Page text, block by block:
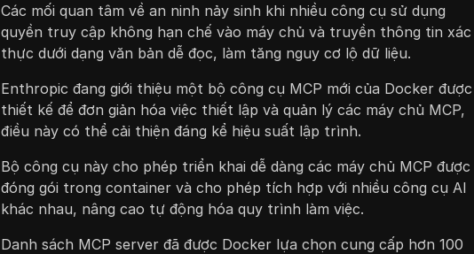
Các mối quan tâm về an ninh nảy sinh khi nhiều công cụ sử dụng
quyền truy cập không hạn chế vào máy chủ và truyền thông tin xác
thực dưới dạng văn bản dễ đọc, làm tăng nguy cơ lộ dữ liệu.
Enthropic đang giới thiệu một bộ công cụ MCP mới của Docker được
thiết kế để đơn giản hóa việc thiết lập và quản lý các máy chủ MCP,
điều này có thể cải thiện đáng kể hiệu suất lập trình.
Bộ công cụ này cho phép triển khai dễ dàng các máy chủ MCP được
đóng gói trong container và cho phép tích hợp với nhiều công cụ AI
khác nhau, nâng cao tự động hóa quy trình làm việc.
Danh sách MCP server đã được Docker lựa chọn cung cấp hơn 100